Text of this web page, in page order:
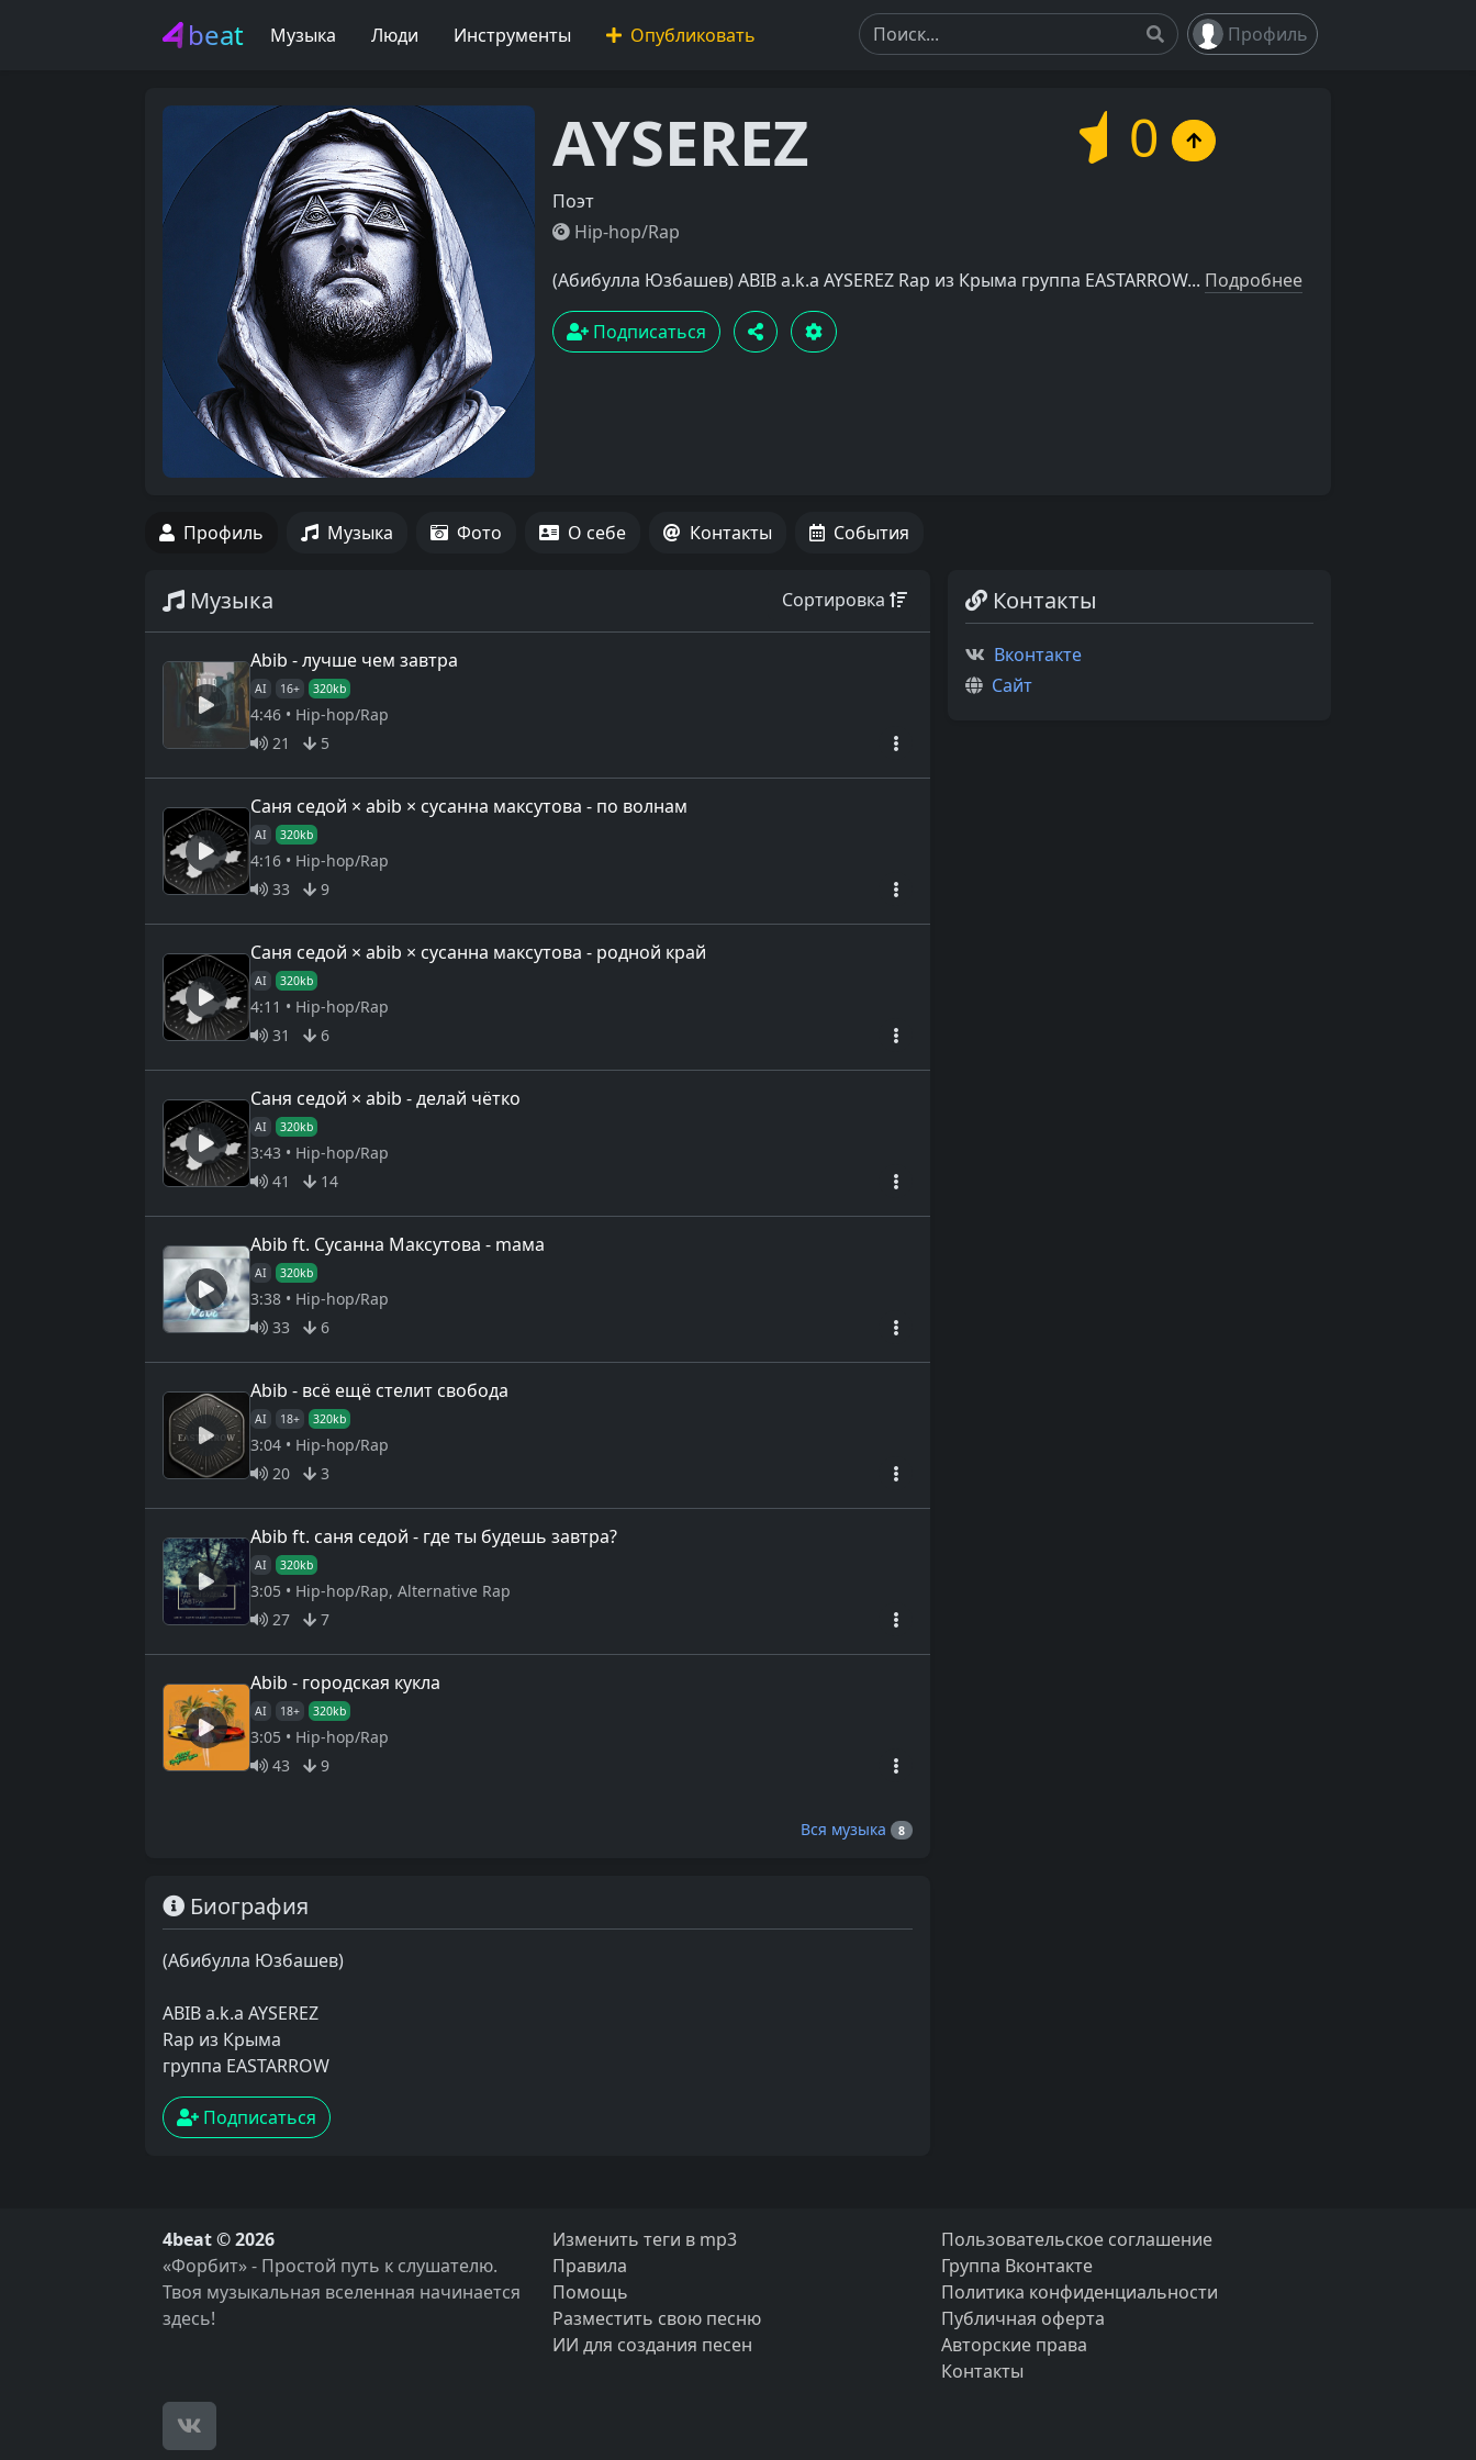
beat Музыка Люди Инструменты Опубликовать Профиль
AYSEREZ
Поэт
Hip-hop/Rap
0
(Абибулла Юзбашев) ABIB a.k.a AYSEREZ Rap из Крыма группа EASTARROW... Подробнее
Подписаться
Профиль Музыка Фото О себе Контакты События
Музыка Сортировка
Abib - лучше чем завтра
AI 16+ 320kb
4:46 • Hip-hop/Rap
21
5
Саня седой × abib × сусанна максутова - по волнам
AI 320kb
4:16 • Hip-hop/Rap
33
9
Саня седой × abib × сусанна максутова - родной край
AI 320kb
4:11 • Hip-hop/Rap
31
6
Саня седой × abib - делай чётко
AI 320kb
3:43 • Hip-hop/Rap
41
14
Abib ft. Сусанна Максутова - mама
AI 320kb
3:38 • Hip-hop/Rap
33
6
Abib - всё ещё стелит свобода
AI 18+ 320kb
3:04 • Hip-hop/Rap
20
3
Abib ft. саня седой - где ты будешь завтра?
AI 320kb
3:05 • Hip-hop/Rap, Alternative Rap
27
7
Abib - городская кукла
AI 18+ 320kb
3:05 • Hip-hop/Rap
43
9
Вся музыка 8
Биография
(Абибулла Юзбашев)
ABIB a.k.a AYSEREZ
Rap из Крыма
группа EASTARROW
Подписаться
Контакты
Вконтакте
Сайт
4beat © 2026
«Форбит» - Простой путь к слушателю.
Твоя музыкальная вселенная начинается
здесь!
Изменить теги в mp3
Правила
Помощь
Разместить свою песню
ИИ для создания песен
Пользовательское соглашение
Группа Вконтакте
Политика конфиденциальности
Публичная оферта
Авторские права
Контакты